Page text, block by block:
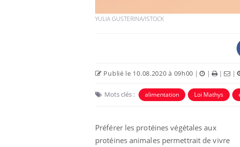
YULIA GUSTERINA/ISTOCK
Publié le 10.08.2020 à 09h00 | | | |
Mots clés : alimentation Loi Mathys
Préférer les protéines végétales aux
protéines animales permettrait de vivre
Carence en fer : comprendre pour
Youtube
même alopécie… Les symptômes de la
carence en fer sont multiples ce qui la rend
Youtube
Insuline
osait en
reste
patients